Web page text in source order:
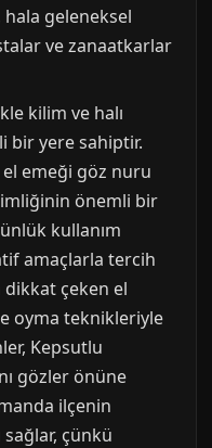
geleneksel
ve zanaatkarlar
kilim ve halı
bir yere sahiptir.
emeği göz nuru
önemli bir
kullanım
amaçlarla tercih
dikkat çeken el
oyma teknikleriyle
Kepsutlu
gözler önüne
ilçenin
sağlar, çünkü